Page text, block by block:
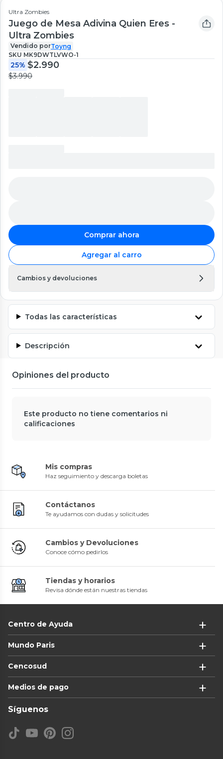
Ultra Zombies
Juego de Mesa Adivina Quien Eres -
Ultra Zombies
Vendido porToyng
SKU MK9DWTLVWO-1
25% $2.990
$3.990
Comprar ahora
Agregar al carro
Cambios y devoluciones
Todas las características
Descripción
Opiniones del producto
Este producto no tiene comentarios ni
calificaciones
Mis compras
Haz seguimiento y descarga boletas
Contáctanos
Te ayudamos con dudas y solicitudes
Cambios y Devoluciones
Conoce cómo pedirlos
Tiendas y horarios
Revisa dónde están nuestras tiendas
Centro de Ayuda
Mundo Paris
Cencosud
Medios de pago
Síguenos